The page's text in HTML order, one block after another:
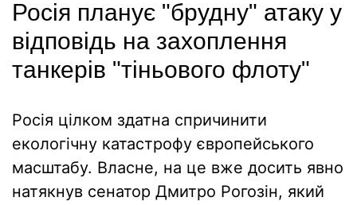
Росія планує "брудну" атаку у
відповідь на захоплення
танкерів "тіньового флоту"
Росія цілком здатна спричинити
екологічну катастрофу європейського
масштабу. Власне, на це вже досить явно
натякнув сенатор Дмитро Рогозін, який